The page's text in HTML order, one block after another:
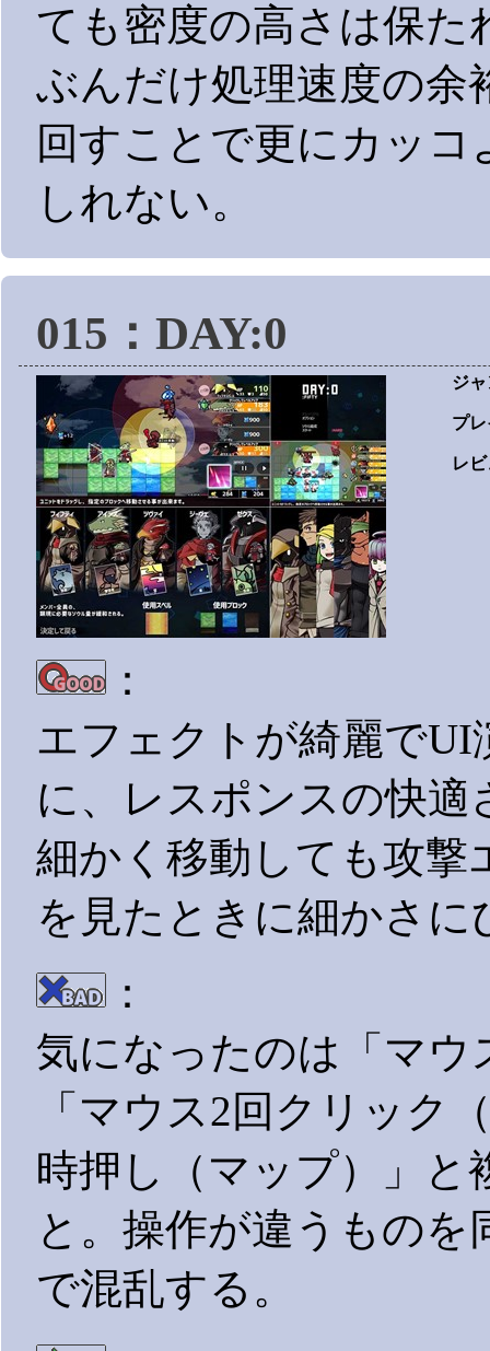
ても密度の高さは保た
ぶんだけ処理速度の余
回すことで更にカッ
しれない。
015：DAY:0
ジ
プ
レ
：
エフェクトが綺麗で
に、レスポンスの快
細かく移動しても攻撃
を見たときに細かさに
：
気になったのは「マウ
「マウス2回クリック
時押し（マップ）」と
と。操作が違うもの
で混乱する。